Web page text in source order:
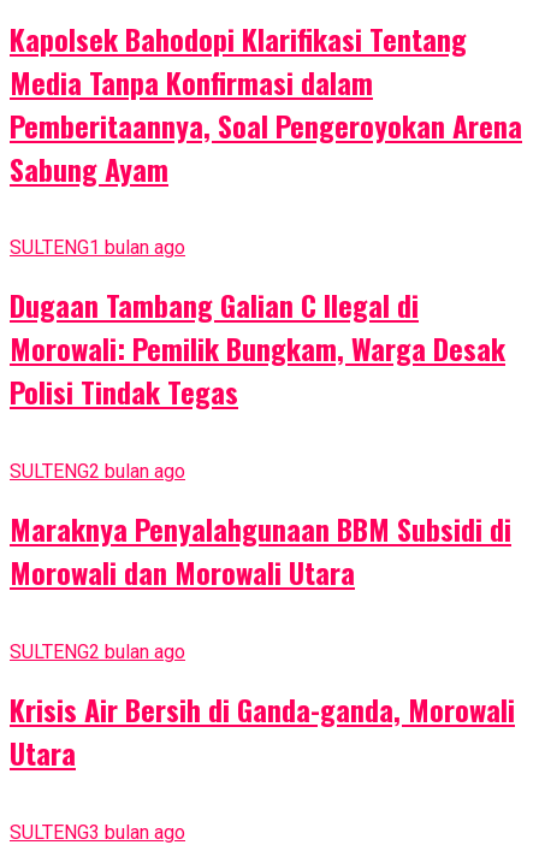
Kapolsek Bahodopi Klarifikasi Tentang
Media Tanpa Konfirmasi dalam
Pemberitaannya, Soal Pengeroyokan Arena
Sabung Ayam
SULTENG1 bulan ago
Dugaan Tambang Galian C Ilegal di
Morowali: Pemilik Bungkam, Warga Desak
Polisi Tindak Tegas
SULTENG2 bulan ago
Maraknya Penyalahgunaan BBM Subsidi di
Morowali dan Morowali Utara
SULTENG2 bulan ago
Krisis Air Bersih di Ganda-ganda, Morowali
Utara
SULTENG3 bulan ago